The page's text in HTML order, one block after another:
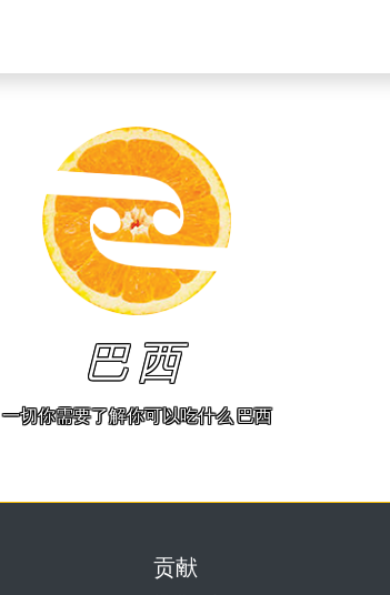
巴西
一切你需要了解你可以吃什么 巴西
贡献